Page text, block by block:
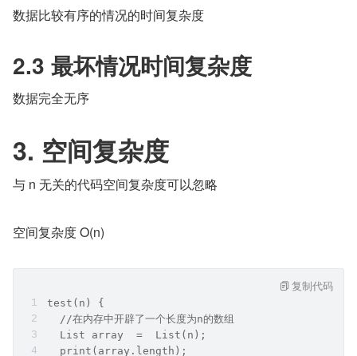
数据比较有序的情况的时间复杂度
2.3 最坏情况时间复杂度
数据完全无序
3. 空间复杂度
与 n 无关的代码空间复杂度可以忽略
空间复杂度 O(n)
test(n) {
  //在内存中开辟了一个长度为n的数组
  List array  =  List(n);
  print(array.length);
复制代码